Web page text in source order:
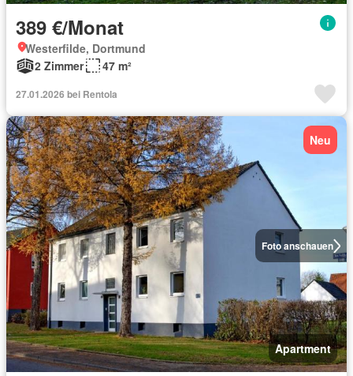
389 €/Monat
Westerfilde, Dortmund
2 Zimmer
47 m²
27.01.2026 bei Rentola
Foto anschauen
Neu
Apartment